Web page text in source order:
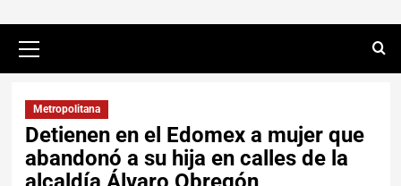
Metropolitana
Detienen en el Edomex a mujer que
abandonó a su hija en calles de la